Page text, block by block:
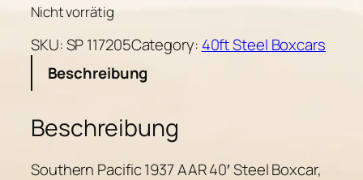
Nicht vorrätig
SKU:SP 117205Category: 40ft Steel Boxcars
Beschreibung
Beschreibung
Southern Pacific 1937 AAR 40′ Steel Boxcar,